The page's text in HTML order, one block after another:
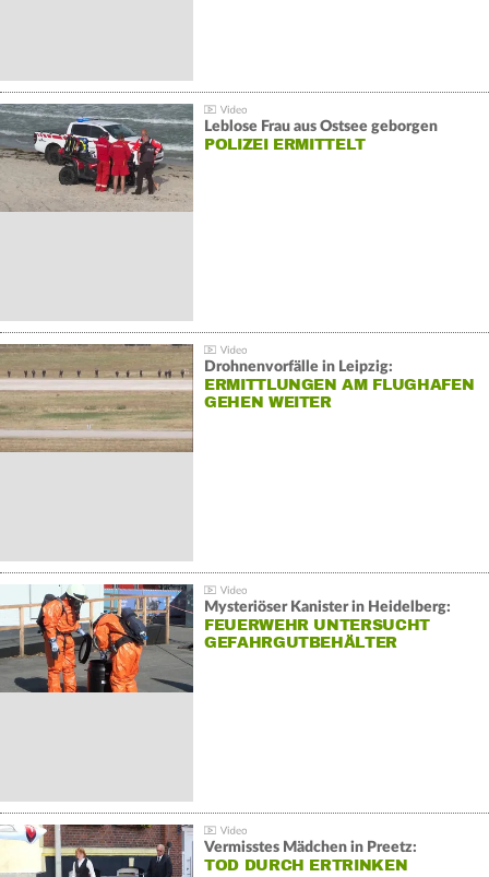
Leblose Frau aus Ostsee geborgen
POLIZEI ERMITTELT
Drohnenvorfälle in Leipzig:
ERMITTLUNGEN AM FLUGHAFEN
GEHEN WEITER
Mysteriöser Kanister in Heidelberg:
FEUERWEHR UNTERSUCHT
GEFAHRGUTBEHÄLTER
Vermisstes Mädchen in Preetz:
TOD DURCH ERTRINKEN